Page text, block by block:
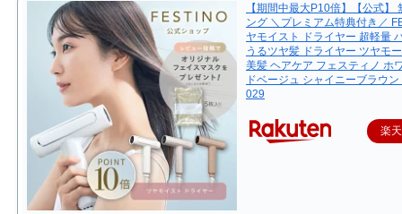
【期間中最大P10倍】【公式】
ング ＼プレミアム特典付き／
ヤモイスト ドライヤー 超軽量
うるツヤ髪 ドライヤー ツヤモ
美髪 ヘアケア フェスティノ ホ
ドベージュ シャイニーブラウ
029
楽